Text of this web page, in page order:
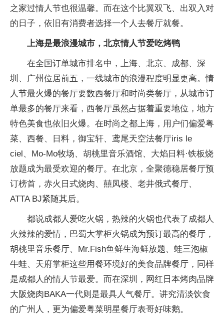
之家过情人节也很温馨。而在这个比翼双飞、出双入对
的日子，依旧有消费者选择一个人去餐厅就餐。
上海是最浪漫城市，北京情人节爱吃烤鸭
在全国订单城市排名中，上海、北京、成都、深
圳、广州位居前五，一线城市的浪漫程度明显更高。情
人节最火爆的餐厅要数西餐厅和时尚类餐厅，从城市订
单最多的餐厅来看，西餐厅虽然占据着重要地位，地方
特色美食也依旧火爆。在时尚之都上海，用户们偏爱粤
菜、西餐、日料，御宝轩、鸢尾天空法餐厅iris le
ciel、Mo-Mo牧场、胡桃里音乐酒馆、大焰日料·铁板烧
放题成为最受欢迎的餐厅。在北京，全聚德稳居餐厅预
订榜首，赤火日式烧肉、囍凤楼、老井俄式餐厅、
ATTA BJ紧随其后。
都说成都人爱吃火锅，热辣的火锅也代表了成都人
火辣辣的爱情，巴蜀大掌柜火锅成为预订最高的餐厅，
胡桃里音乐餐厅、Mr.Fish鱼鲜生海鲜放题、蛙三泡椒
牛蛙、天府掌柜这些用餐环境好的美食品牌餐厅，同样
是成都人的情人节最爱。而在深圳，网红日本烤肉品牌
大阪烧肉BAKA一代则是最具人气餐厅。讲究清淡饮食
的广州人，更为偏爱粤菜明星餐厅表哥好味鹅。